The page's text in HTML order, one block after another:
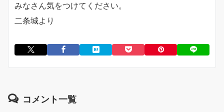
みなさん気をつけてください。
二条城より
コメント一覧